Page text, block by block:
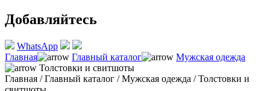
Добавляйтесь
WhatsApp
Главная
Главный каталог
Мужская одежда
Толстовки и свитшоты
Главная /Главный каталог /Мужская одежда /Толстовки и